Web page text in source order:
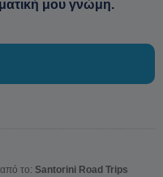
μου γνώμη.
το: Santorini Road Trips